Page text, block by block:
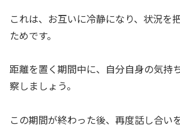
これは、お互いに冷静になり、状況を
ためです。
距離を置く期間中に、自分自身の気持
察しましょう。
この期間が終わった後、再度話し合い